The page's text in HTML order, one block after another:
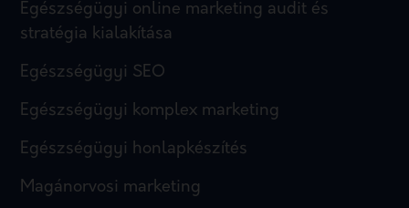
Egészségügyi online marketing audit és
stratégia kialakítása
Egészségügyi SEO
Egészségügyi komplex marketing
Egészségügyi honlapkészítés
Magánorvosi marketing